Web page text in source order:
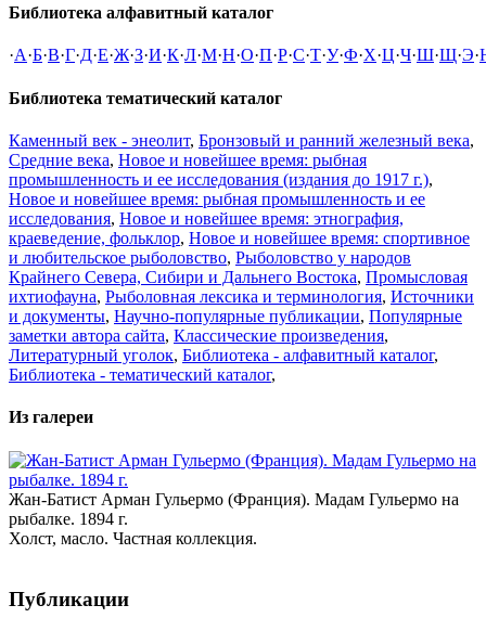
Библиотека алфавитный каталог
·А·Б·В·Г·Д·Е·Ж·З·И·К·Л·М·Н·О·П·Р·С·Т·У·Ф·Х·Ц·Ч·Ш·Щ·Э·
Библиотека тематический каталог
Каменный век - энеолит, Бронзовый и ранний железный века,
Средние века, Новое и новейшее время: рыбная
промышленность и ее исследования (издания до 1917 г.),
Новое и новейшее время: рыбная промышленность и ее
исследования, Новое и новейшее время: этнография,
краеведение, фольклор, Новое и новейшее время: спортивное
и любительское рыболовство, Рыболовство у народов
Крайнего Севера, Сибири и Дальнего Востока, Промысловая
ихтиофауна, Рыболовная лексика и терминология, Источники
и документы, Научно-популярные публикации, Популярные
заметки автора сайта, Классические произведения,
Литературный уголок, Библиотека - алфавитный каталог,
Библиотека - тематический каталог,
Из галереи
Жан-Батист Арман Гульермо (Франция). Мадам Гульермо на
рыбалке. 1894 г.
Холст, масло. Частная коллекция.
Публикации